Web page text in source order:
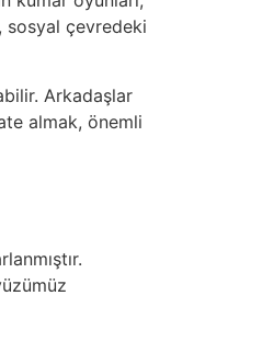
sosyal çevredeki
Arkadaşlar
almak, önemli